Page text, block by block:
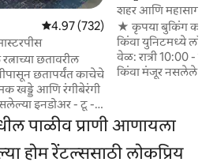
5 पैकी 4.97 सरासरी रेटिंग, 732 रिव्ह्यूज
4.97 (732)
छतावरील
छतापर्यंत काचेचे
खड्डे आणि रंगीबेरंगी
इनडोअर - टू -
जागेत झेन
आणि त्यापेक्षा कमी
मर्यादेत
शहर आणि
सुईट
★ कृपया बुकिंग करण्यापूर्वी
किंवा युनिटमध्ये लाँड्री
वेळ: रात्री 10:00 -
किंवा मंजूर नसलेले
Teakhaus चा
समुद्राचे विस्तीर्ण
अंगण, वेगवान
स्वयंपाकघर.
पाळीव प्राणी आणायला
होम रेंटल्ससाठी लोकप्रिय